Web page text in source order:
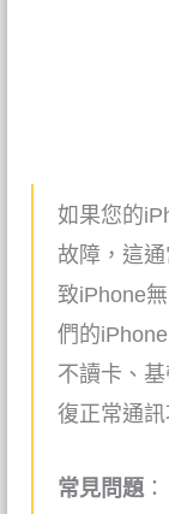
如果您的
故障，這
致iPhone
們的iPhone
不讀卡、
復正常通訊
常見問題：